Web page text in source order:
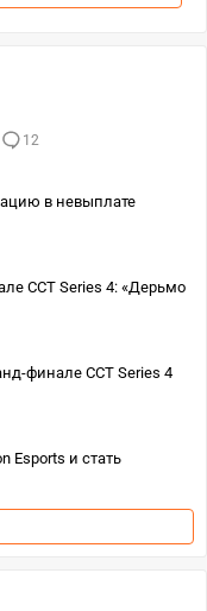
12
в невыплате
CCT Series 4: «Дерьмо
финале CCT Series 4
Esports и стать